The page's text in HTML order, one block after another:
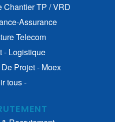
Chantier TP / VRD
Assurance
Telecom
- Logistique
Projet - Moex
tous -